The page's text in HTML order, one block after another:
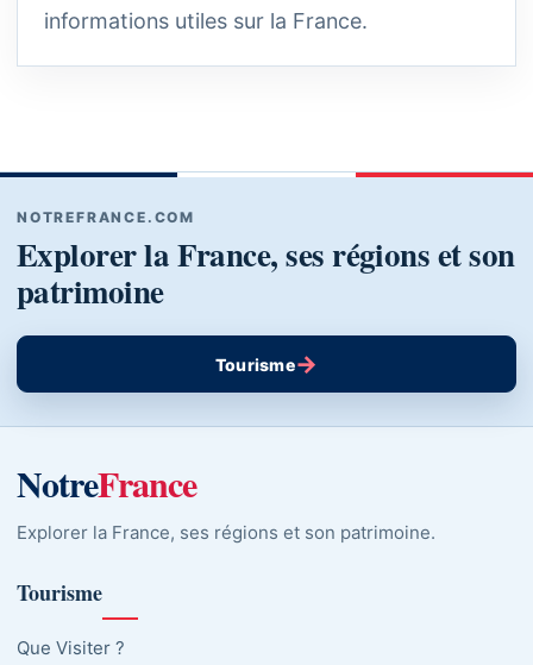
informations utiles sur la France.
NOTREFRANCE.COM
Explorer la France, ses régions et son
patrimoine
Tourisme→
NotreFrance
Explorer la France, ses régions et son patrimoine.
Tourisme
Que Visiter ?